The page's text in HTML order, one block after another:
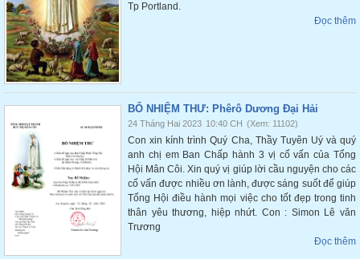
Tp Portland.
Đọc thêm
BỔ NHIỆM THƯ: Phêrô Dương Đại Hải
24 Tháng Hai 2023 10:40 CH (Xem: 11102)
Con xin kính trình Quý Cha, Thầy Tuyên Uý và quý
anh chị em Ban Chấp hành 3 vị cố vấn của Tổng
Hội Mân Côi. Xin quý vị giúp lời cầu nguyện cho các
cố vấn được nhiều ơn lành, được sáng suốt để giúp
Tổng Hội điều hành mọi việc cho tốt đẹp trong tinh
thân yêu thương, hiệp nhứt. Con : Simon Lê văn
Trương
Đọc thêm